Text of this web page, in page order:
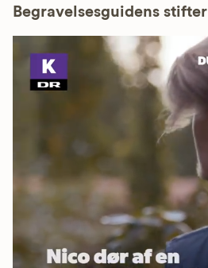
Begravelsesguidens stifter